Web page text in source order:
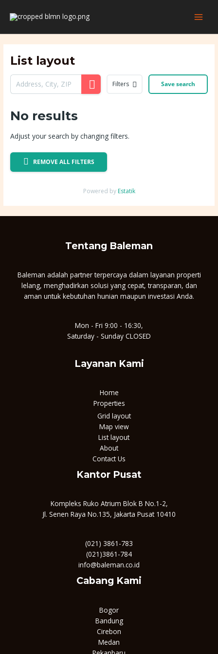
List layout
Filters Save search
No results
Adjust your search by changing filters.
REMOVE ALL FILTERS
Powered by Estatik
Tentang Baleman
Baleman adalah partner terpercaya dalam layanan properti
lelang, menghadirkan solusi yang cepat, transparan, dan
aman untuk kebutuhan hunian maupun investasi Anda.
Mon - Fri 9:00 - 16:30,
Saturday - Sunday CLOSED
Layanan Kami
Home
Properties
Grid layout
Map view
List layout
About
Contact Us
Kantor Pusat
Kompleks Ruko Atrium Blok B No.1-2,
Jl. Senen Raya No.135, Jakarta Pusat 10410
(021) 3861-783
(021)3861-784
info@baleman.co.id
Cabang Kami
Bogor
Bandung
Cirebon
Medan